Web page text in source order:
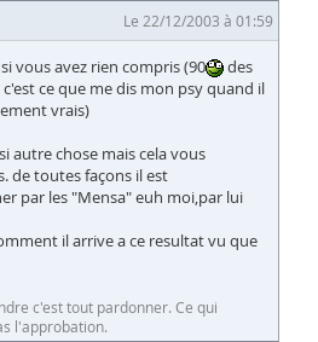
Le 22/12/2003 à 01:59
vous avez rien compris (90
des
c'est ce que me dis mon psy quand il
vrais)
autre chose mais cela vous
de toutes façons il est
par les "Mensa" euh moi,par lui
il arrive a ce resultat vu que
c'est tout pardonner. Ce qui
l'approbation.